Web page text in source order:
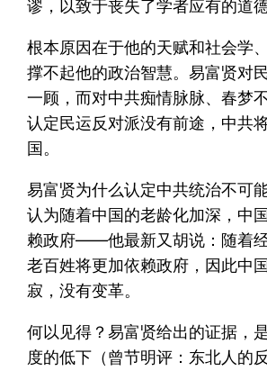
谬，以致于丧失了学者应有的道
根本原因在于他的天赋和社会学
撑不起他的政治智慧。易富贤对
一顾，而对中共痴情脉脉、春梦
认定民运反对派没有前途，中共
国。
易富贤为什么认定中共统治不可
认为随着中国的老龄化加深，中
赖政府——他最新又胡说：随着经
老百姓将更加依赖政府，因此中
寂，没有变革。
何以见得？易富贤给出的证据，
度的低下（曾节明评：东北人的